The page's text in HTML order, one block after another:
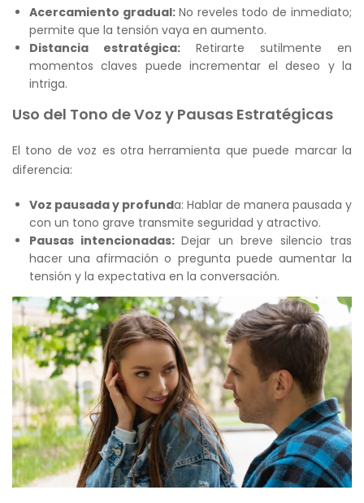
Acercamiento gradual: No reveles todo de inmediato;
permite que la tensión vaya en aumento.
Distancia estratégica: Retirarte sutilmente en
momentos claves puede incrementar el deseo y la
intriga.
Uso del Tono de Voz y Pausas Estratégicas
El tono de voz es otra herramienta que puede marcar la
diferencia:
Voz pausada y profunda: Hablar de manera pausada y
con un tono grave transmite seguridad y atractivo.
Pausas intencionadas:Dejar un breve silencio tras
hacer una afirmación o pregunta puede aumentar la
tensión y la expectativa en la conversación.